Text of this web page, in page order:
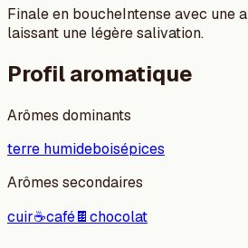
Finale en boucheIntense avec une
laissant une légère salivation.
Profil aromatique
Arômes dominants
terre humideboisépices
Arômes secondaires
cuir☕café🍫chocolat